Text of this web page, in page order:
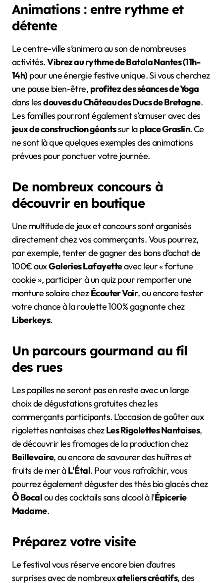
Animations : entre rythme et
détente
Le centre-ville s’animera au son de nombreuses
activités.Vibrez au rythme de Batala Nantes (11h-
14h) pour une énergie festive unique. Si vous cherchez
une pause bien-être, profitez des séances de Yoga
dans lesdouves du Château des Ducs de Bretagne.
Les familles pourront également s’amuser avec des
jeux de construction géantssur laplace Graslin. Ce
ne sont là que quelques exemples des animations
prévues pour ponctuer votre journée.
De nombreux concours à
découvrir en boutique
Une multitude de jeux et concours sont organisés
directement chez vos commerçants. Vous pourrez,
par exemple, tenter de gagner des bons d’achat de
100€ auxGaleries Lafayetteavec leur « fortune
cookie », participer à un quiz pour remporter une
monture solaire chezÉcouter Voir, ou encore tester
votre chance à la roulette 100% gagnante chez
Liberkeys.
Un parcours gourmand au fil
des rues
Les papilles ne seront pas en reste avec un large
choix de dégustations gratuites chez les
commerçants participants. L’occasion de goûter aux
rigolettes nantaises chezLes Rigolettes Nantaises,
de découvrir les fromages de la production chez
Beillevaire, ou encore de savourer des huîtres et
fruits de mer àL’Étal. Pour vous rafraîchir, vous
pourrez également déguster des thés bio glacés chez
Ô Bocalou des cocktails sans alcool à l’Épicerie
Madame.
Préparez votre visite
Le festival vous réserve encore bien d’autres
surprises avec de nombreuxateliers créatifs, des